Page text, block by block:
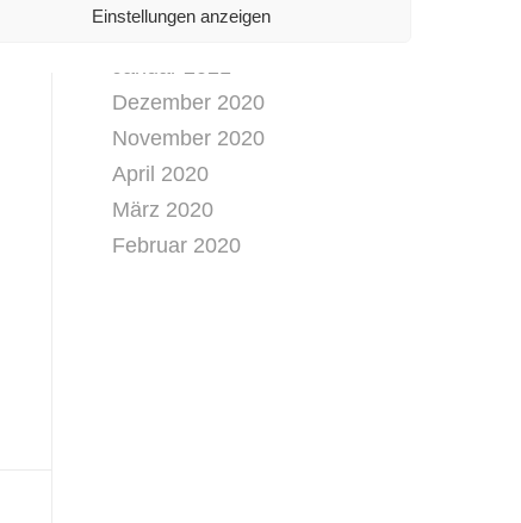
Einstellungen anzeigen
Februar 2021
Januar 2021
Dezember 2020
November 2020
April 2020
März 2020
Februar 2020